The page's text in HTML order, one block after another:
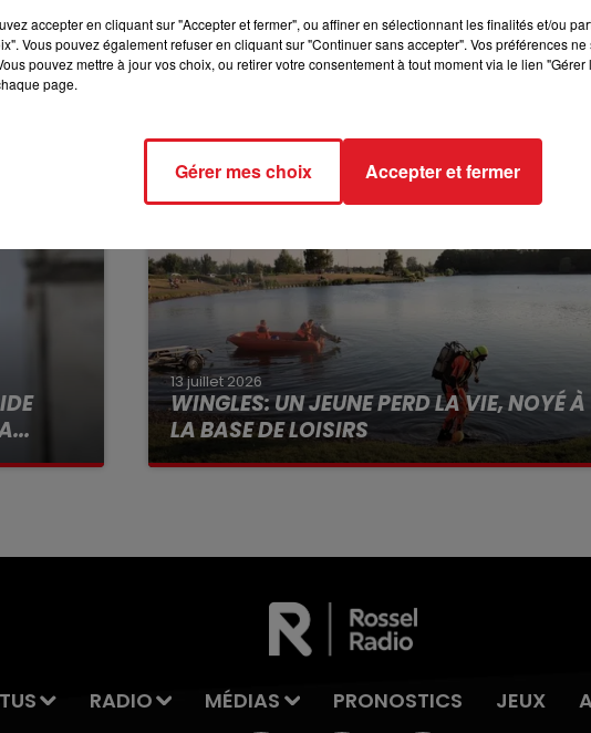
regularité dans les handicaps de moindre valeur, et sa seule
une 9 éme place. Elle essaiera de faire mieux aujourd'hui.
13 juillet 2026
WINGLES: UN JEUNE PERD LA VIE, NOYÉ À
LA BASE DE LOISIRS
La victime a coulé à pic
RADIO MÉDIAS PRONOSTICS JEUX
accepter en cliquant sur "Accepter et fermer", ou affiner en sélectionnant les finalités et/ou
Vous pouvez également refuser en cliquant sur "Continuer sans accepter". Vos préférences
pouvez mettre à jour vos choix, ou retirer votre consentement à tout moment via le lien
page.
Gérer mes choix Accepter et fermer